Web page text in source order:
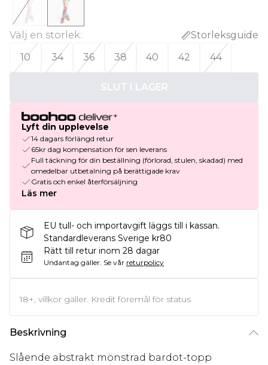
Välj en storlek:
Storleksguide
10
34 36 38 40 42 44
SLUT I LAGER
Lyft din upplevelse
14 dagars förlängd retur
65kr dag kompensation för sen leverans
Full täckning för din beställning (förlorad, stulen, skadad) med
omedelbar utbetalning på berättigade krav
Gratis och enkel återförsäljning
Läs mer
EU tull- och importavgift läggs till i kassan.
Standardleverans Sverige kr80
Rätt till retur inom 28 dagar
Undantag gäller. Se vår returpolicy
18+, villkor gäller. Kredit föremål för status
Beskrivning
Slående abstrakt mönstrad bardot-topp